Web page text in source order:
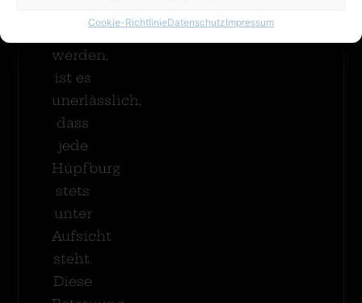
Cookie-RichtlinieDatenschutzImpressum
vermieden
werden,
ist es
unerlässlich,
dass
jede
Hüpfburg
stets
unter
Aufsicht
steht.
Diese